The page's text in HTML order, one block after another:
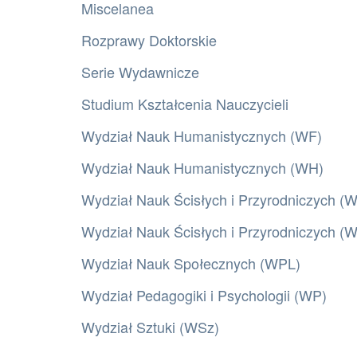
Miscelanea
Rozprawy Doktorskie
Serie Wydawnicze
Studium Kształcenia Nauczycieli
Wydział Nauk Humanistycznych (WF)
Wydział Nauk Humanistycznych (WH)
Wydział Nauk Ścisłych i Przyrodniczych
Wydział Nauk Ścisłych i Przyrodniczych
Wydział Nauk Społecznych (WPL)
Wydział Pedagogiki i Psychologii (WP)
Wydział Sztuki (WSz)